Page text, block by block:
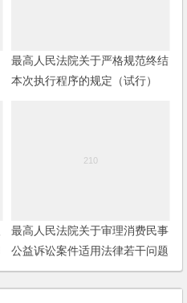
最高人民法院关于严格规范终结
本次执行程序的规定（试行）
最高人民法院关于审理消费民事
公益诉讼案件适用法律若干问题
的解释